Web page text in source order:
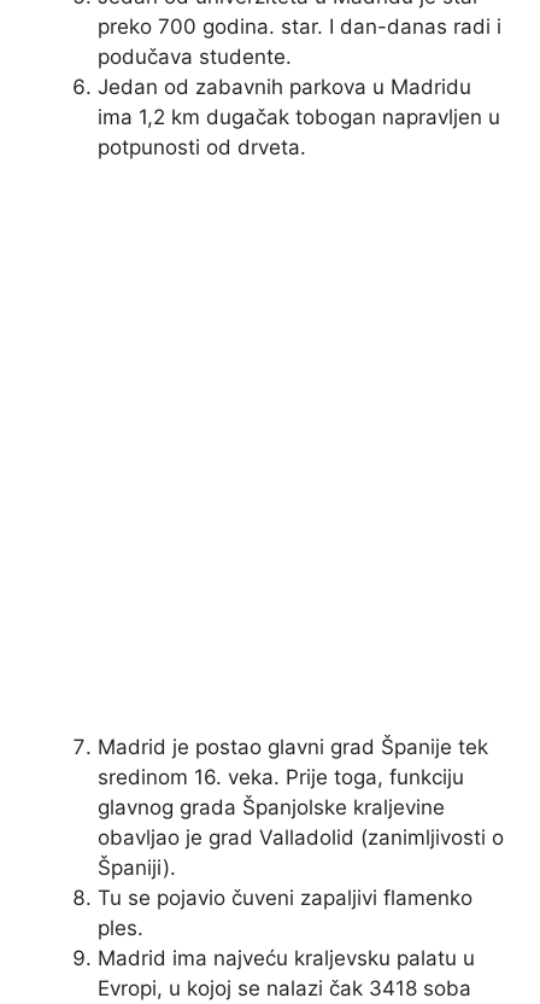
preko 700 godina. star. I dan-danas radi i
podučava studente.
Jedan od zabavnih parkova u Madridu
ima 1,2 km dugačak tobogan napravljen u
potpunosti od drveta.
Madrid je postao glavni grad Španije tek
sredinom 16. veka. Prije toga, funkciju
glavnog grada Španjolske kraljevine
obavljao je grad Valladolid (zanimljivosti o
Španiji).
Tu se pojavio čuveni zapaljivi flamenko
ples.
Madrid ima najveću kraljevsku palatu u
Evropi, u kojoj se nalazi čak 3418 soba